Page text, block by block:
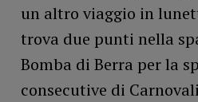
un altro viaggio in
trova due punti nella
Bomba di Berra per la
consecutive di